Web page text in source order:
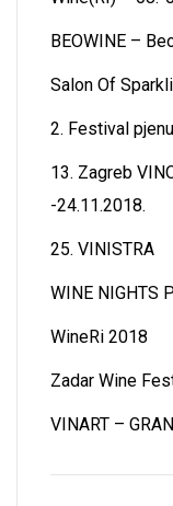
BEOWINE –
Salon Of
2. Festival
13. Zagreb
-24.11.2018.
25. VINISTRA
WINE NIGHTS
WineRi 2018
Zadar Wine
VINART –